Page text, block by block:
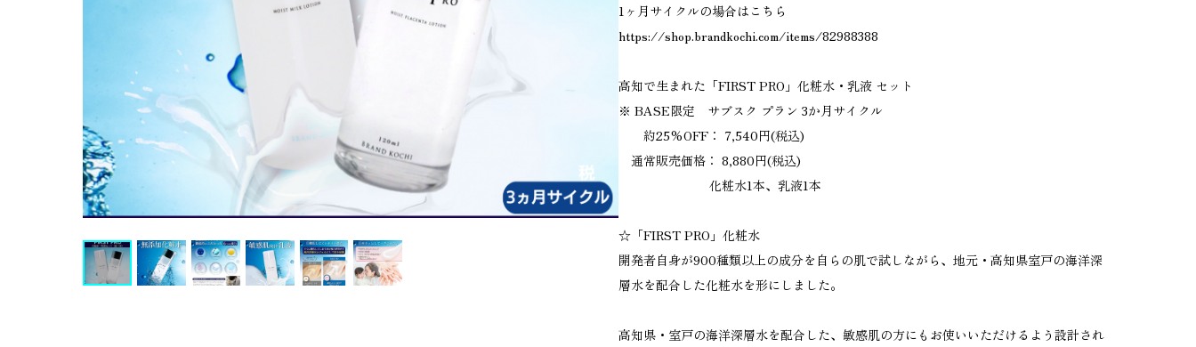
1ヶ月サイクルの場合はこちら
https://shop.brandkochi.com/items/82988388
高知で生まれた「FIRST PRO」化粧水・乳液 セット
※ BASE限定 サブスク プラン 3か月サイクル
約25%OFF： 7,540円(税込)
通常販売価格： 8,880円(税込)
化粧水1本、乳液1本
☆「FIRST PRO」化粧水
開発者自身が900種類以上の成分を自らの肌で試しながら、地元・高知県室戸の海洋深
層水を配合した化粧水を形にしました。
高知県・室戸の海洋深層水を配合した、敏感肌の方にもお使いいただけるよう設計され